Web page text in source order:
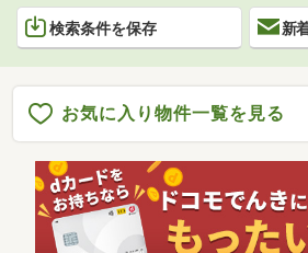
検索条件を保存 新
お気に入り物件一覧を見る